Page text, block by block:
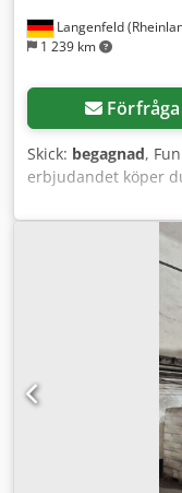
Langenfeld
1 239 km
Förfråga
Skick: begagnad,
erbjudandet köper
AltaLink C81xx"
Paperdeck som
erbjudande avser
tecken på
Enheten har testats
leverans: Du är
förpackning och
begäran! För mer
välkommen att